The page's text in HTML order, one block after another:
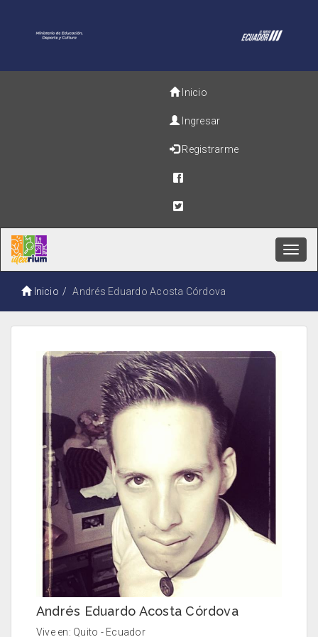
Inicio
Ingresar
Registrarme
Inicio Andrés Eduardo Acosta Córdova
Andrés Eduardo Acosta Córdova
Vive en: Quito - Ecuador